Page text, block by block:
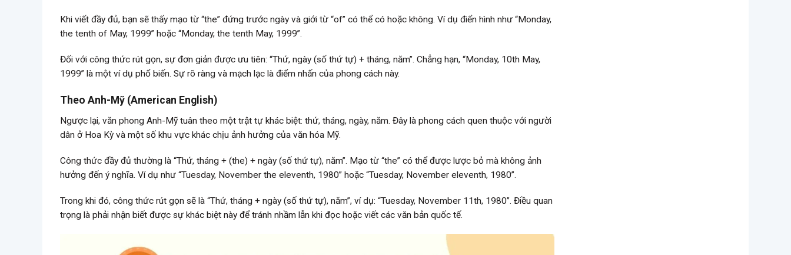
Khi viết đầy đủ, bạn sẽ thấy mạo từ “the” đứng trước ngày và giới từ “of” có thể có hoặc không. Ví dụ điển hình như “Monday,
the tenth of May, 1999” hoặc “Monday, the tenth May, 1999”.
Đối với công thức rút gọn, sự đơn giản được ưu tiên: “Thứ, ngày (số thứ tự) + tháng, năm”. Chẳng hạn, “Monday, 10th May,
1999” là một ví dụ phổ biến. Sự rõ ràng và mạch lạc là điểm nhấn của phong cách này.
Theo Anh-Mỹ (American English)
Ngược lại, văn phong Anh-Mỹ tuân theo một trật tự khác biệt: thứ, tháng, ngày, năm. Đây là phong cách quen thuộc với người
dân ở Hoa Kỳ và một số khu vực khác chịu ảnh hưởng của văn hóa Mỹ.
Công thức đầy đủ thường là “Thứ, tháng + (the) + ngày (số thứ tự), năm”. Mạo từ “the” có thể được lược bỏ mà không ảnh
hưởng đến ý nghĩa. Ví dụ như “Tuesday, November the eleventh, 1980” hoặc “Tuesday, November eleventh, 1980”.
Trong khi đó, công thức rút gọn sẽ là “Thứ, tháng + ngày (số thứ tự), năm”, ví dụ: “Tuesday, November 11th, 1980”. Điều quan
trọng là phải nhận biết được sự khác biệt này để tránh nhầm lẫn khi đọc hoặc viết các văn bản quốc tế.